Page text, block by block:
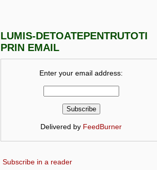
LUMIS-DETOATEPENTRUTOTI
PRIN EMAIL
Enter your email address:
Delivered by FeedBurner
Subscribe in a reader